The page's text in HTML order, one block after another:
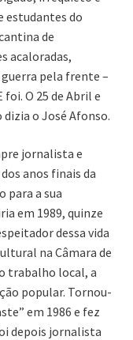
estudantes do
de
acaloradas,
pela frente –
O 25 de Abril e
o José Afonso.
jornalista e
anos finais da
para a sua
em 1989, quinze
dessa vida
na Câmara de
trabalho local, a
popular. Tornou-
em 1986 e fez
depois jornalista